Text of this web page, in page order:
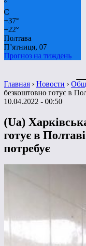
°
C
+37°
+22°
Полтава
П’ятниця, 07
Прогноз на тиждень
Главная › Новости ›
безкоштовно готує в
10.04.2022 - 00:50
(Ua)
готує в
потребує